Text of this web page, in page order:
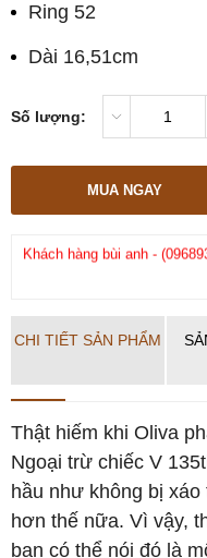
Ring 52
Dài 16,51cm
Số lượng:
MUA NGAY
Khách hàng Nguyen minh
CHI TIẾT SẢN PHẨM
Thật hiếm khi Oliva
Ngoại trừ chiếc V
hầu như không bị
hơn thế nữa. Vì vậy,
bạn có thể nói đó là